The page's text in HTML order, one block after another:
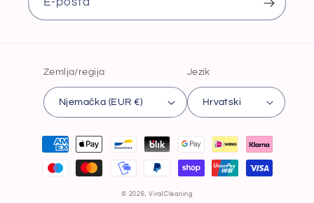
Zemlja/regija
Njemačka (EUR €)
Jezik
Hrvatski
Načini
plaćanja
© 2026,ViralCleaning